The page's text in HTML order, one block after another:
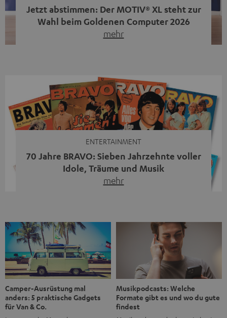
Jetzt abstimmen: Der MOTIV® XL steht zur
Wahl beim Goldenen Computer 2026
mehr
Streaming-System vereint hochwertige HiFi-Technik,
moderne Streaming-Funktionen und hohe Flexibilität in
einem einzigen Gerät – und zeigt, dass man für großen
Sound heute keine klassische HiFi-Anlage mehr braucht.
ENTERTAINMENT
70 Jahre BRAVO: Sieben Jahrzehnte voller
Idole, Träume und Musik
mehr
1956 begleitet das Magazin Jugendliche durch Rock und
Pop, kleine Schwärmereien und große Fragen. Zum 70.
Jubiläum werfen wir einen Blick zurück. Vom Filmheft zur
Jugendmarke: Wie die BRAVO ihren Ton fand Als die […]
Camper-Ausrüstung mal
anders: 5 praktische Gadgets
für Van & Co.
Musikpodcasts: Welche
Formate gibt es und wo du gute
findest